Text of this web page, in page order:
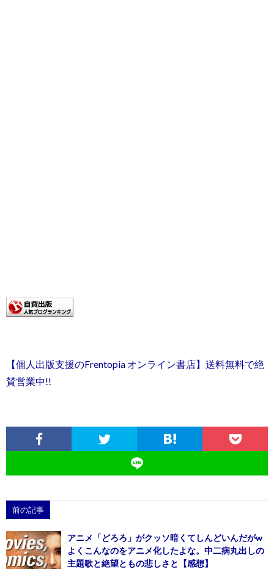
【個人出版支援のFrentopia オンライン書店】送料無料で絶
賛営業中!!
前の記事
アニメ「どろろ」がクッソ暗くてしんどいんだがw
よくこんなのをアニメ化したよな。中二病丸出しの
主題歌と絶望ともの悲しさと【感想】